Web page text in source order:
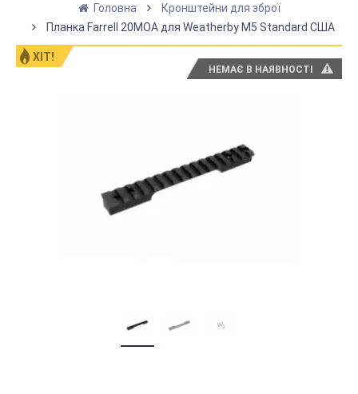
Головна
Кронштейни для зброї
Планка Farrell 20MOA для Weatherby M5 Standard США
ХІТ!
НЕМАЄ В НАЯВНОСТІ